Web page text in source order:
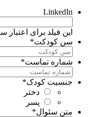
LinkedIn
این فیلد برای اعتبار
سن کودکت*
شماره تماست*
جنسیت کودک*
دختر
پسر
متن سئوال *